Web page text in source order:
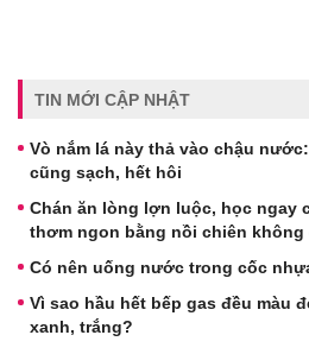
TIN MỚI CẬP NHẬT
Vò nắm lá này thả vào chậu
cũng sạch, hết hôi
Chán ăn lòng lợn luộc, học ngay
thơm ngon bằng nồi chiên không
Có nên uống nước trong cốc
Vì sao hầu hết bếp gas đều màu
xanh, trắng?